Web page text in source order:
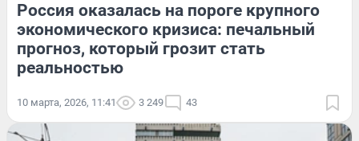
Россия оказалась на пороге крупного
экономического кризиса: печальный
прогноз, который грозит стать
реальностью
10 марта, 2026, 11:41 3 249 43